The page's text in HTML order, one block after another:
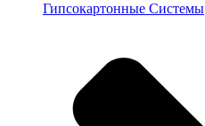
Гипсокартонные Системы